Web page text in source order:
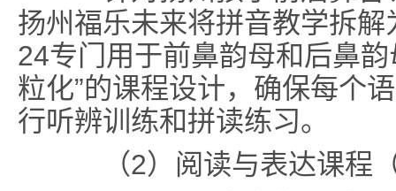
扬州福乐未来将拼音教学拆
24专门用于前鼻韵母和后鼻
粒化”的课程设计，确保每个
行听辨训练和拼读练习。
（2）阅读与表达课程（